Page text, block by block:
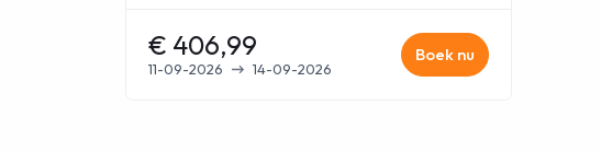
€ 406,99
11-09-2026 14-09-2026
Boek nu